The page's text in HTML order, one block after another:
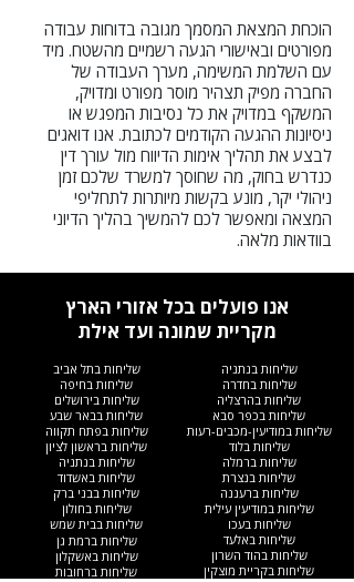
הוכחת המצאת המסמך מגובה בדוחות עבודה
מפורטים ובאישורי הגעה רשמיים מהשטח. מיד
עם השלמת המשימה, מערך העבודה של
החברה מפיק תצהיר מוסר מפורט ומדויק,
המשקף במדויק את כל נסיבות המפגש או
ניסיונות ההגעה הקודמים לכתובת. אנו דואגים
לבצע את תהליך אימות הדיווח מול עורך דין
כנדרש בחוק, מה שחוסך למשרד שלכם זמן
ניהולי יקר, מונע בקשות מיותרות לתחליפי
המצאה ומאפשר לכם להמשיך בהליך הדיוני
בוודאות מלאה.
אנו פועלים בכל אזורי הארץ
מקריית שמונה ועד אילת
שליחות בנתניה
שליחות בחדרה
שליחות בהרצליה
שליחות בכפר סבא
שליחות במודיעין-מכבים-רעות
שליחות בתל אביב
שליחות בחיפה
שליחות בירושלים
שליחות בבאר שבע
שליחות בפתח תקווה
שליחות בלוד
שליחות ברמלה
שליחות בנצרת
שליחות ברעננה
שליחות במודיעין עילית
שליחות בראשון לציון
שליחות בנתניה
שליחות באשדוד
שליחות בבני ברק
שליחות בחולון
שליחות בבית שמש
שליחות בעכו
שליחות באלעד
שליחות בהוד השרון
שליחות בקריית מוצקין
שליחות ברמת גן
שליחות באשקלון
שליחות ברחובות